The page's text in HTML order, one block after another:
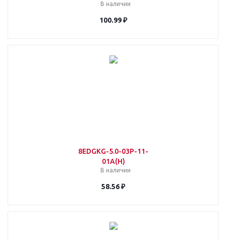
В наличии
100.99 ₽
8EDGKG-5.0-03P-11-
01A(H)
В наличии
58.56 ₽